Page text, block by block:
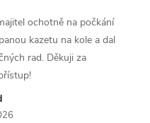
ochotně na počkání
kazetu na kole a dal
rad. Děkuji za